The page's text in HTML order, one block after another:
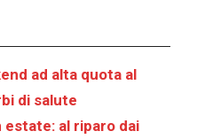
ad alta quota al
di salute
al riparo dai